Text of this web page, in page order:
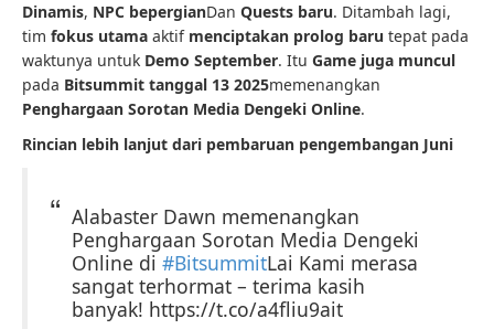
Dinamis, NPC bepergianDan Quests baru. Ditambah lagi,
tim fokus utama aktif menciptakan prolog baru tepat pada
waktunya untuk Demo September. Itu Game juga muncul
pada Bitsummit tanggal 13 2025memenangkan
Penghargaan Sorotan Media Dengeki Online.
Rincian lebih lanjut dari pembaruan pengembangan Juni
Alabaster Dawn memenangkan
Penghargaan Sorotan Media Dengeki
Online di #BitsummitLai Kami merasa
sangat terhormat – terima kasih
banyak! https://t.co/a4fliu9ait